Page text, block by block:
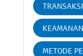
METODE